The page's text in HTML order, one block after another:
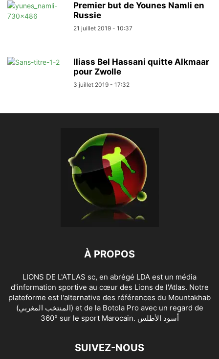
Premier but de Younes Namli en
Russie
21 juillet 2019 - 10:37
Iliass Bel Hassani quitte Alkmaar
pour Zwolle
3 juillet 2019 - 17:32
À PROPOS
LIONS DE L'ATLAS sc, en abrégé LDA est un média
d'information sportive au cœur des Lions de l'Atlas. Notre
plateforme est l'alternative des références du Mountakhab
(المنتخب المغربي) et de la Botola Pro avec un regard de
360° sur le sport Marocain. أسود الأطلس
SUIVEZ-NOUS